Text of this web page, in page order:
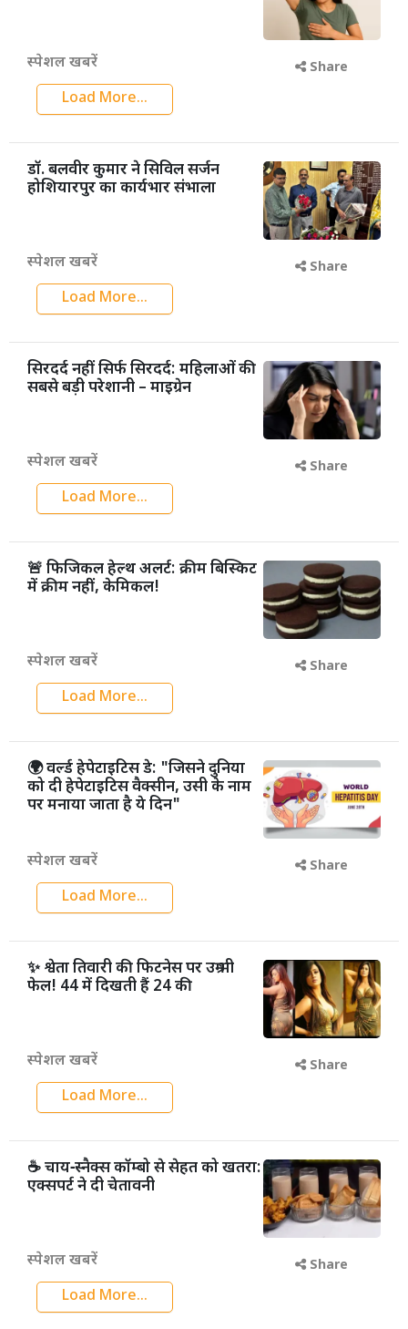
स्पेशल खबरें
Load More...
Share
डॉ. बलवीर कुमार ने सिविल सर्जन
होशियारपुर का कार्यभार संभाला
स्पेशल खबरें
Load More...
Share
सिरदर्द नहीं सिर्फ सिरदर्द: महिलाओं की
सबसे बड़ी परेशानी – माइग्रेन
स्पेशल खबरें
Load More...
Share
🚨 फिजिकल हेल्थ अलर्ट: क्रीम बिस्किट
में क्रीम नहीं, केमिकल!
स्पेशल खबरें
Load More...
Share
🌍 वर्ल्ड हेपेटाइटिस डे: "जिसने दुनिया
को दी हेपेटाइटिस वैक्सीन, उसी के नाम
पर मनाया जाता है ये दिन"
स्पेशल खबरें
Load More...
Share
✨ श्वेता तिवारी की फिटनेस पर उम्र भी
फेल! 44 में दिखती हैं 24 की
स्पेशल खबरें
Load More...
Share
☕ चाय‑स्नैक्स कॉम्बो से सेहत को खतरा:
एक्सपर्ट ने दी चेतावनी
स्पेशल खबरें
Load More...
Share